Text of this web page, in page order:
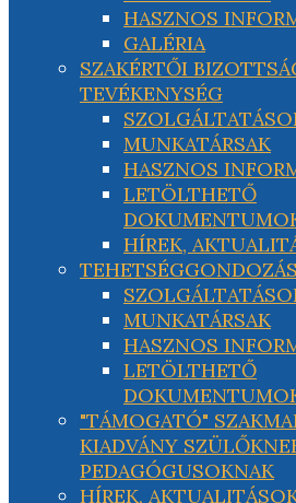
HASZNOS
GALÉRIA
SZAKÉRTŐI
TEVÉKENYSÉG
MUNKATÁRSAK
HASZNOS
LETÖLTHETŐ
HÍREK,
TEHETSÉGGONDOZÁS
MUNKATÁRSAK
HASZNOS
LETÖLTHETŐ
"TÁMOGATÓ"
KIADVÁNY
PEDAGÓGUSOKNAK
HÍREK,